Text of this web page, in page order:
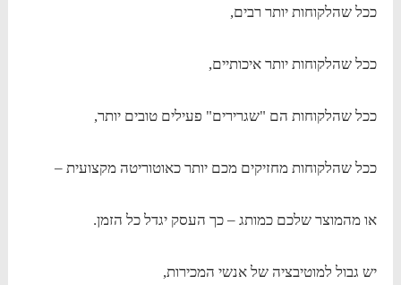
ככל שהלקוחות יותר רבים,
ככל שהלקוחות יותר איכותיים,
ככל שהלקוחות הם "שגרירים" פעילים טובים יותר,
ככל שהלקוחות מחזיקים מכם יותר כאוטוריטה מקצועית –
או מהמוצר שלכם כמותג – כך העסק יגדל כל הזמן.
יש גבול למוטיבציה של אנשי המכירות,